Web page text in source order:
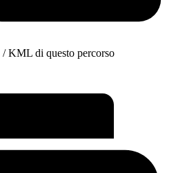
KML di questo percorso